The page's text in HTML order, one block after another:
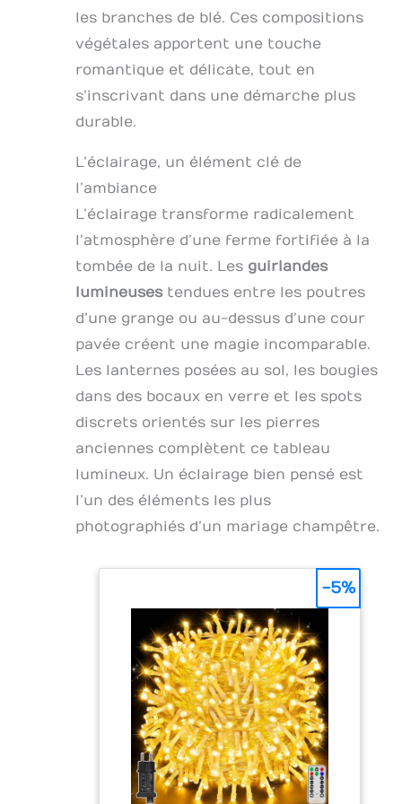
les branches de blé. Ces compositions
végétales apportent une touche
romantique et délicate, tout en
s’inscrivant dans une démarche plus
durable.
L’éclairage, un élément clé de
l’ambiance
L’éclairage transforme radicalement
l’atmosphère d’une ferme fortifiée à la
tombée de la nuit. Les guirlandes
lumineusestendues entre les poutres
d’une grange ou au-dessus d’une cour
pavée créent une magie incomparable.
Les lanternes posées au sol, les bougies
dans des bocaux en verre et les spots
discrets orientés sur les pierres
anciennes complètent ce tableau
lumineux. Un éclairage bien pensé est
l’un des éléments les plus
photographiés d’un mariage champêtre.
-5%